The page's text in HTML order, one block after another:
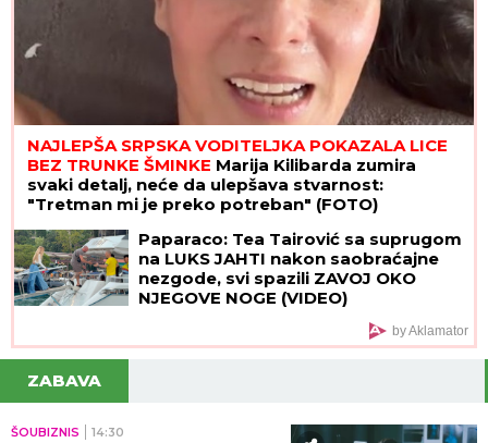
NAJLEPŠA SRPSKA VODITELJKA POKAZALA LICE
BEZ TRUNKE ŠMINKE Marija Kilibarda zumira
svaki detalj, neće da ulepšava stvarnost:
"Tretman mi je preko potreban" (FOTO)
Paparaco: Tea Tairović sa suprugom
na LUKS JAHTI nakon saobraćajne
nezgode, svi spazili ZAVOJ OKO
NJEGOVE NOGE (VIDEO)
by Aklamator
ZABAVA
ŠOUBIZNIS 14:30